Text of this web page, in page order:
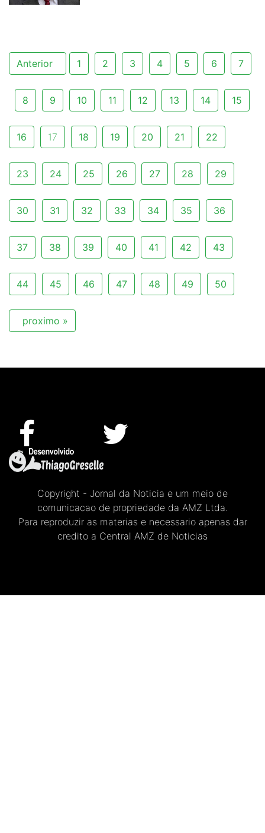
Anterior 1 2 3 4 5 6 7
8 9 10 11 12 13 14 15
16 17 18 19 20 21 22
23 24 25 26 27 28 29
30 31 32 33 34 35 36
37 38 39 40 41 42 43
44 45 46 47 48 49 50
proximo »
Copyright - Jornal da Noticia e um meio de
comunicacao de propriedade da AMZ Ltda.
Para reproduzir as materias e necessario apenas dar
credito a Central AMZ de Noticias